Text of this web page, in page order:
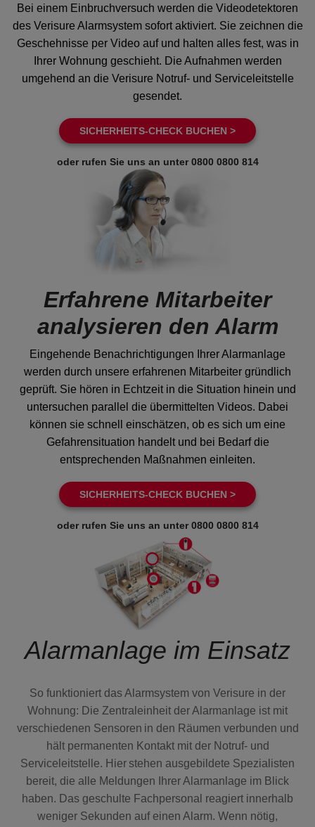
Bei einem Einbruchversuch werden die Videodetektoren
des Verisure Alarmsystem sofort aktiviert. Sie zeichnen die
Geschehnisse per Video auf und halten alles fest, was in
Ihrer Wohnung geschieht. Die Aufnahmen werden
umgehend an die Verisure Notruf- und Serviceleitstelle
gesendet.
SICHERHEITS-CHECK BUCHEN >
oder rufen Sie uns an unter 0800 0800 814
Erfahrene Mitarbeiter
analysieren den Alarm
Eingehende Benachrichtigungen Ihrer Alarmanlage
werden durch unsere erfahrenen Mitarbeiter gründlich
geprüft. Sie hören in Echtzeit in die Situation hinein und
untersuchen parallel die übermittelten Videos. Dabei
können sie schnell einschätzen, ob es sich um eine
Gefahrensituation handelt und bei Bedarf die
entsprechenden Maßnahmen einleiten.
SICHERHEITS-CHECK BUCHEN >
oder rufen Sie uns an unter 0800 0800 814
Alarmanlage im Einsatz
So funktioniert das Alarmsystem von Verisure in der
Wohnung: Die Zentraleinheit der Alarmanlage ist mit
verschiedenen Sensoren in den Räumen verbunden und
hält permanenten Kontakt mit der Notruf- und
Serviceleitstelle. Hier stehen ausgebildete Spezialisten
bereit, die alle Meldungen Ihrer Alarmanlage im Blick
haben. Das geschulte Fachpersonal reagiert innerhalb
weniger Sekunden auf einen Alarm. Wenn nötig,